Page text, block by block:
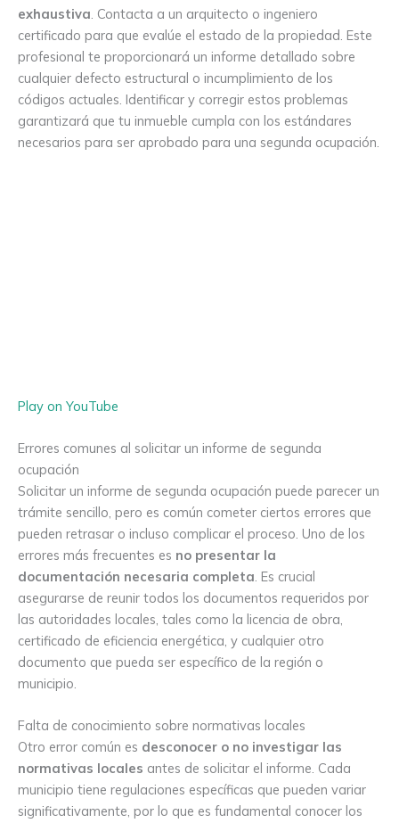
exhaustiva. Contacta a un arquitecto o ingeniero
certificado para que evalúe el estado de la propiedad. Este
profesional te proporcionará un informe detallado sobre
cualquier defecto estructural o incumplimiento de los
códigos actuales. Identificar y corregir estos problemas
garantizará que tu inmueble cumpla con los estándares
necesarios para ser aprobado para una segunda ocupación.
Play on YouTube
Errores comunes al solicitar un informe de segunda
ocupación
Solicitar un informe de segunda ocupación puede parecer un
trámite sencillo, pero es común cometer ciertos errores que
pueden retrasar o incluso complicar el proceso. Uno de los
errores más frecuentes es no presentar la
documentación necesaria completa. Es crucial
asegurarse de reunir todos los documentos requeridos por
las autoridades locales, tales como la licencia de obra,
certificado de eficiencia energética, y cualquier otro
documento que pueda ser específico de la región o
municipio.
Falta de conocimiento sobre normativas locales
Otro error común es desconocer o no investigar las
normativas locales antes de solicitar el informe. Cada
municipio tiene regulaciones específicas que pueden variar
significativamente, por lo que es fundamental conocer los